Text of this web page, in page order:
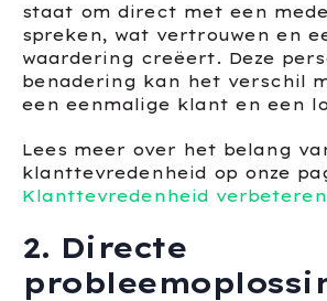
staat om direct met een
spreken, wat vertrouwen en
waardering creëert. Deze
benadering kan het verschil
een eenmalige klant en een
Lees meer over het belang
klanttevredenheid op onze
Klanttevredenheid
2. Directe